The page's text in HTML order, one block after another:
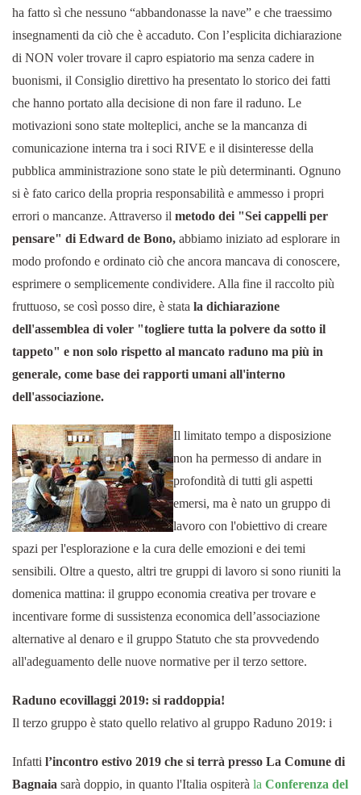
ha fatto sì che nessuno “abbandonasse la nave” e che traessimo
insegnamenti da ciò che è accaduto. Con l’esplicita dichiarazione
di NON voler trovare il capro espiatorio ma senza cadere in
buonismi, il Consiglio direttivo ha presentato lo storico dei fatti
che hanno portato alla decisione di non fare il raduno. Le
motivazioni sono state molteplici, anche se la mancanza di
comunicazione interna tra i soci RIVE e il disinteresse della
pubblica amministrazione sono state le più determinanti. Ognuno
si è fato carico della propria responsabilità e ammesso i propri
errori o mancanze. Attraverso il metodo dei "Sei cappelli per
pensare" di Edward de Bono, abbiamo iniziato ad esplorare in
modo profondo e ordinato ciò che ancora mancava di conoscere,
esprimere o semplicemente condividere. Alla fine il raccolto più
fruttuoso, se così posso dire, è stata la dichiarazione
dell'assemblea di voler "togliere tutta la polvere da sotto il
tappeto" e non solo rispetto al mancato raduno ma più in
generale, come base dei rapporti umani all'interno
dell'associazione.
Il limitato tempo a disposizione
non ha permesso di andare in
profondità di tutti gli aspetti
emersi, ma è nato un gruppo di
lavoro con l'obiettivo di creare
spazi per l'esplorazione e la cura delle emozioni e dei temi
sensibili. Oltre a questo, altri tre gruppi di lavoro si sono riuniti la
domenica mattina: il gruppo economia creativa per trovare e
incentivare forme di sussistenza economica dell’associazione
alternative al denaro e il gruppo Statuto che sta provvedendo
all'adeguamento delle nuove normative per il terzo settore.
Raduno ecovillaggi 2019: si raddoppia!
Il terzo gruppo è stato quello relativo al gruppo Raduno 2019: i
Infatti l’incontro estivo 2019 che si terrà presso La Comune di
Bagnaia sarà doppio, in quanto l'Italia ospiterà la Conferenza del